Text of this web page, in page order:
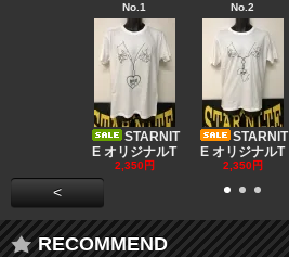
No.1
STARNIT
E オリジナルT
2,350円
No.2
STARNIT
E オリジナルT
2,350円
<
RECOMMEND